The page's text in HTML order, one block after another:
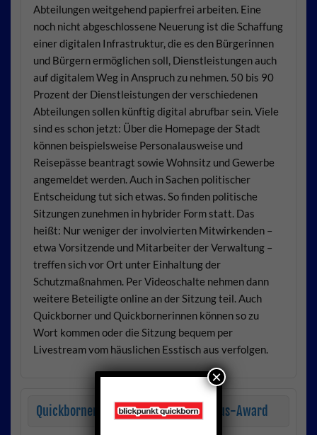
Abteilungen weitgehend papierfrei arbeiten. Eine
noch nicht abgeschlossene Neuerung ist die Schaffung
einer digitalen Infrastruktur, die es den Bürgerinnen
und Bürgern ermöglichen soll, Dienstleistungen auch
auf digitalem Weg in Anspruch zu nehmen. 50 bis 90
Prozent der Dienstleistungen der verschiedenen
Abteilungen sollen künftig digital abrufbar sein. Viele
sind es schon jetzt: Über die Homepage der Stadt
können beispielsweise Personalausweise und
Reisepässe beantragt sowie Wohnsitz und Gewerbe
angemeldet werden. Auch in Sachen politischer
Entscheidung tut sich etwas. So finden politische
Sitzungen zunehmen in hybrider Form statt. Das
heißt: Nur weniger der involvierten Mitwirkenden –
etwa Vorsitzende und Mitarbeiter der Verwaltung –
treffen sich vor Ort unter Einhaltung der
Schutzmaßnahmen. Per Videoschalte nehmen dann
weitere Beteiligte online an der Sitzung teil. Auch
Quickborner und Quickbornerinnen können so zu
Wort kommen oder die Sitzung bequem per
Livestream vom häuslichen Esstisch aus verfolgen.
Quickborner YouTuber gewinnt Youlius-Award
×